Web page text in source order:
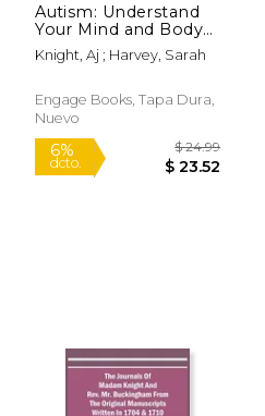
Autism: Understand
Your Mind and Body
(Engaging Readers,
Level 3) (en Inglés)
Knight, Aj ; Harvey, Sarah
Engage Books, Tapa Dura,
Nuevo